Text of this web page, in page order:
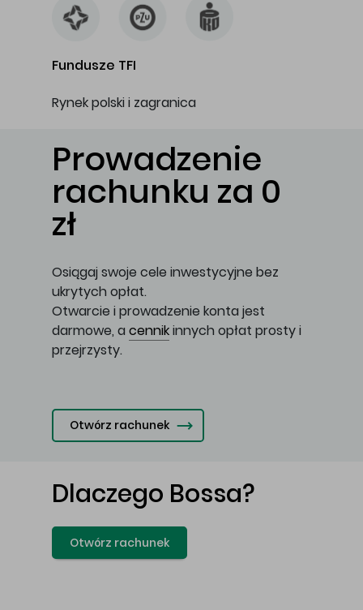
Fundusze TFI
Rynek polski i zagranica
Prowadzenie
rachunku za 0
zł
Osiągaj swoje cele inwestycyjne bez
ukrytych opłat.
Otwarcie i prowadzenie konta jest
darmowe, a cennikinnych opłat prosty i
przejrzysty.
Otwórz rachunek
Dlaczego Bossa?
Otwórz rachunek